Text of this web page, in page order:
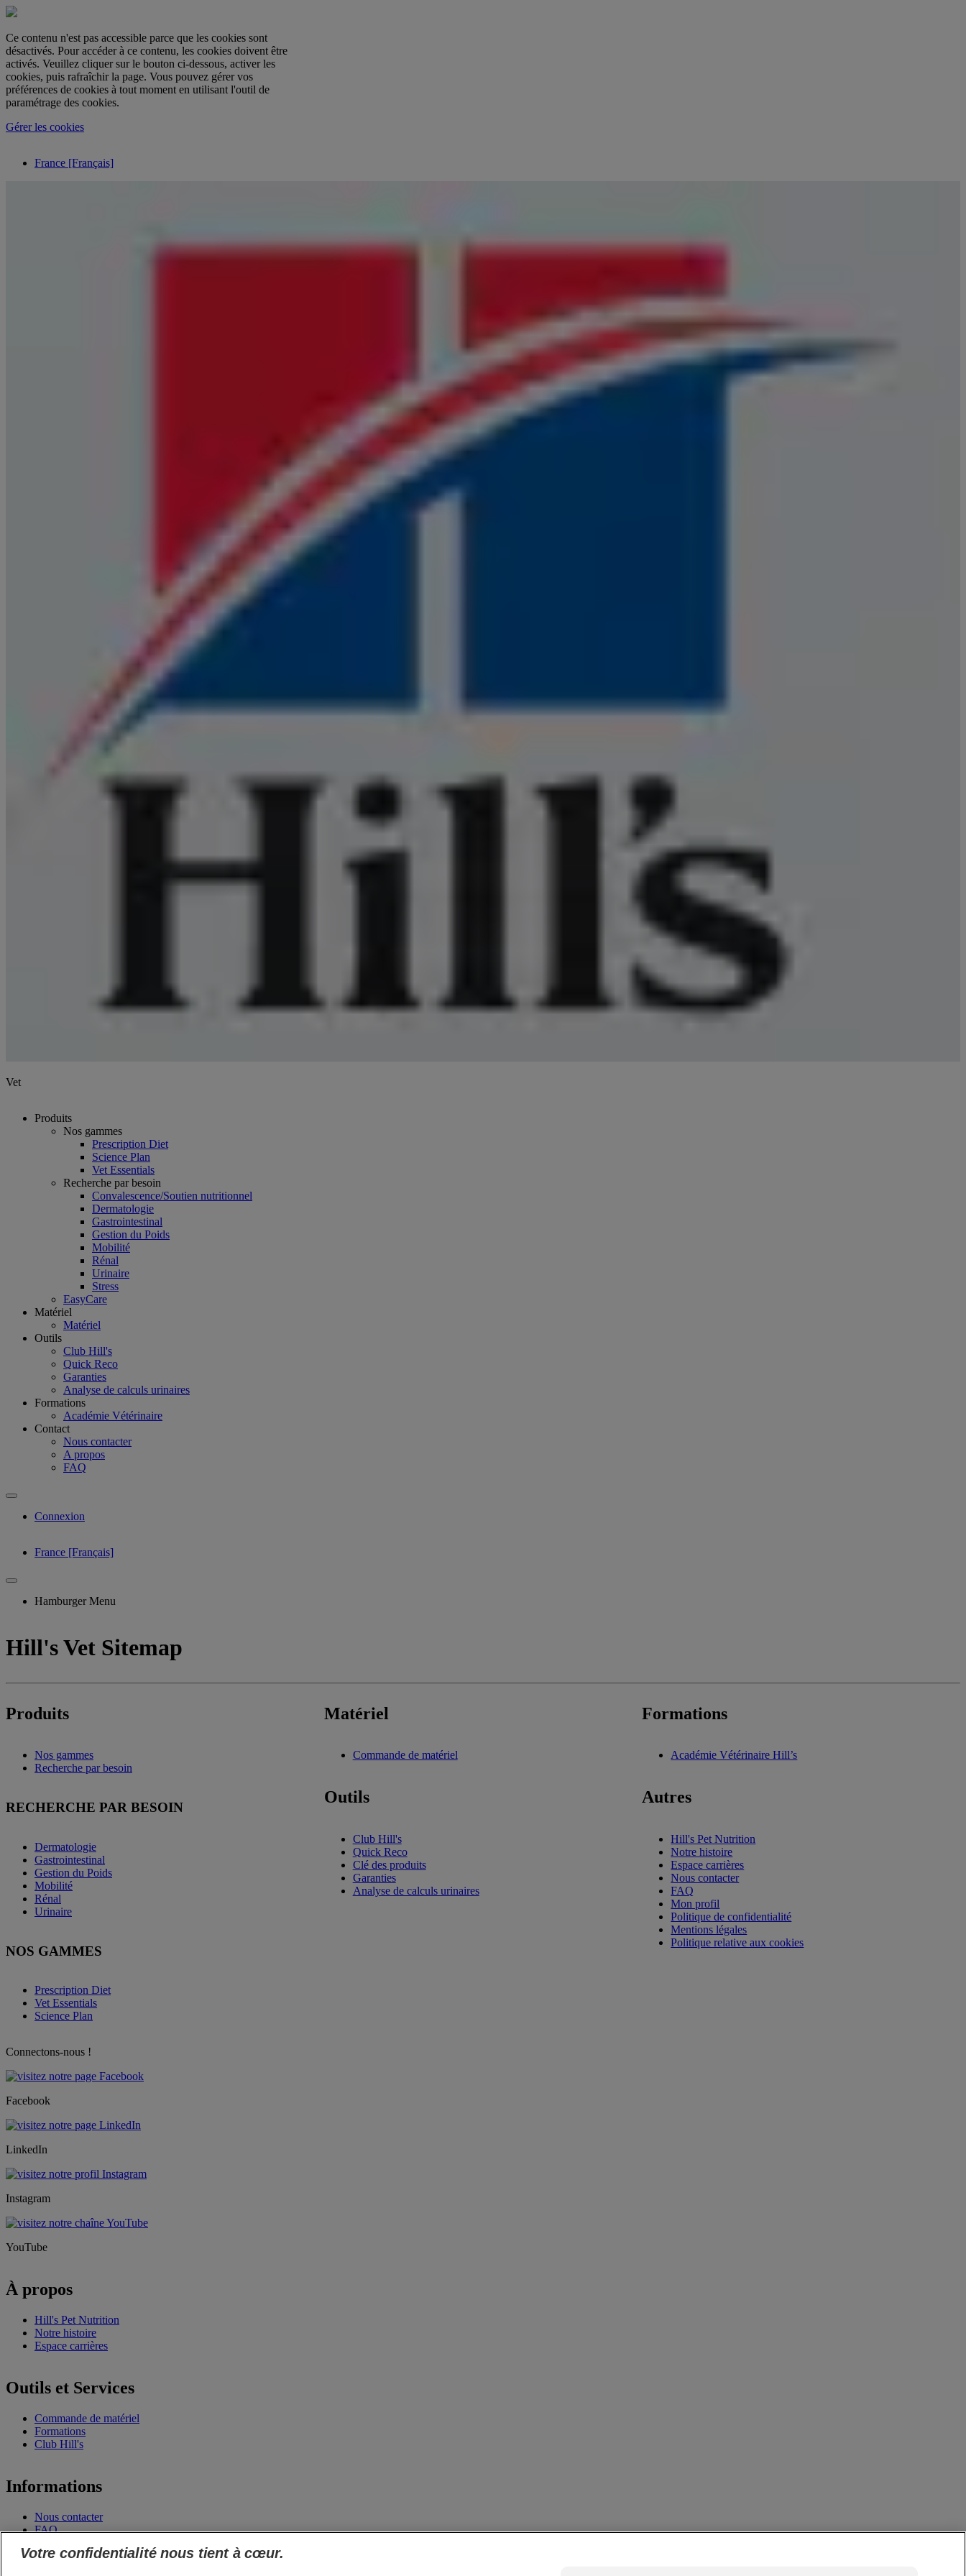
Ce contenu n'est pas accessible parce que les cookies sont
désactivés. Pour accéder à ce contenu, les cookies doivent être
activés. Veuillez cliquer sur le bouton ci-dessous, activer les
cookies, puis rafraîchir la page. Vous pouvez gérer vos
préférences de cookies à tout moment en utilisant l'outil de
paramétrage des cookies.
Gérer les cookies
France [Français]
Vet
Produits
Nos gammes
Prescription Diet
Science Plan
Vet Essentials
Recherche par besoin
Convalescence/Soutien nutritionnel
Dermatologie
Gastrointestinal
Gestion du Poids
Mobilité
Rénal
Urinaire
Stress
EasyCare
Matériel
Matériel
Outils
Club Hill's
Quick Reco
Garanties
Analyse de calculs urinaires
Formations
Académie Vétérinaire
Contact
Nous contacter
A propos
FAQ
Connexion
France [Français]
Hamburger Menu
Hill's Vet Sitemap
Produits
Nos gammes
Recherche par besoin
RECHERCHE PAR BESOIN
Dermatologie
Gastrointestinal
Gestion du Poids
Mobilité
Rénal
Urinaire
NOS GAMMES
Prescription Diet
Vet Essentials
Science Plan
Matériel
Commande de matériel
Outils
Club Hill's
Quick Reco
Clé des produits
Garanties
Analyse de calculs urinaires
Formations
Académie Vétérinaire Hill’s
Autres
Hill's Pet Nutrition
Notre histoire
Espace carrières
Nous contacter
FAQ
Mon profil
Politique de confidentialité
Mentions légales
Politique relative aux cookies
Connectons-nous !
Facebook
LinkedIn
Instagram
YouTube
À propos
Hill's Pet Nutrition
Notre histoire
Espace carrières
Outils et Services
Commande de matériel
Formations
Club Hill's
Informations
Nous contacter
FAQ
Engagements Hill's
Votre confidentialité nous tient à cœur.